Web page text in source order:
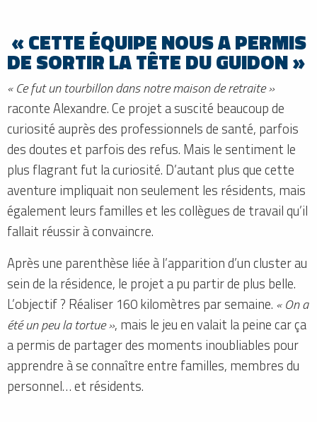
« CETTE ÉQUIPE NOUS A PERMIS
DE SORTIR LA TÊTE DU GUIDON »
« Ce fut un tourbillon dans notre maison de retraite »
raconte Alexandre. Ce projet a suscité beaucoup de
curiosité auprès des professionnels de santé, parfois
des doutes et parfois des refus. Mais le sentiment le
plus flagrant fut la curiosité. D’autant plus que cette
aventure impliquait non seulement les résidents, mais
également leurs familles et les collègues de travail qu’il
fallait réussir à convaincre.
Après une parenthèse liée à l’apparition d’un cluster au
sein de la résidence, le projet a pu partir de plus belle.
L’objectif ? Réaliser 160 kilomètres par semaine. « On a
été un peu la tortue », mais le jeu en valait la peine car ça
a permis de partager des moments inoubliables pour
apprendre à se connaître entre familles, membres du
personnel… et résidents.